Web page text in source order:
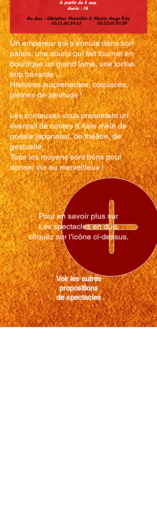
Un empereur qui s'ennuie dans son
palais, une souris qui fait tourner en
bourrique un grand lama, une tortue
trop bavarde ...
Histoires surprenantes, coquaces,
pleines de zénitude !
Les conteuses vous présentent un
éventail de contes d'Asie mêlé de
poésie japonaise, de théâtre, de
gestuelle.
Tous les moyens sont bons pour
donner vie au merveilleux !
Pour en savoir plus sur
Les spectacles en duo,
cliquez sur l'icône ci-dessus.
Voir les autres
propositions
de spectacles